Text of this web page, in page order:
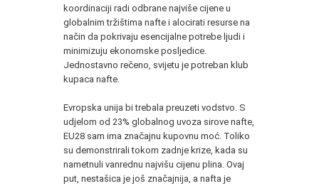
koordinaciji radi odbrane najviše cijene u
globalnim tržištima nafte i alocirati resurse na
način da pokrivaju esencijalne potrebe ljudi i
minimizuju ekonomske posljedice.
Jednostavno rečeno, svijetu je potreban klub
kupaca nafte.
Evropska unija bi trebala preuzeti vodstvo. S
udjelom od 23% globalnog uvoza sirove nafte,
EU28 sam ima značajnu kupovnu moć. Toliko
su demonstrirali tokom zadnje krize, kada su
nametnuli vanrednu najvišu cijenu plina. Ovaj
put, nestašica je još značajnija, a nafta je